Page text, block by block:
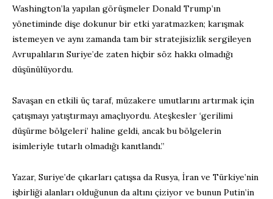
Washington’la yapılan görüşmeler Donald Trump’ın
yönetiminde dişe dokunur bir etki yaratmazken; karışmak
istemeyen ve aynı zamanda tam bir stratejisizlik sergileyen
Avrupalıların Suriye’de zaten hiçbir söz hakkı olmadığı
düşünülüyordu.
Savaşan en etkili üç taraf, müzakere umutlarını artırmak için
çatışmayı yatıştırmayı amaçlıyordu. Ateşkesler ‘gerilimi
düşürme bölgeleri’ haline geldi, ancak bu bölgelerin
isimleriyle tutarlı olmadığı kanıtlandı.”
Yazar, Suriye’de çıkarları çatışsa da Rusya, İran ve Türkiye’nin
işbirliği alanları olduğunun da altını çiziyor ve bunun Putin’in